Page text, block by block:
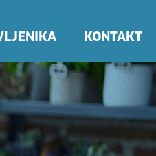
KONTAKT